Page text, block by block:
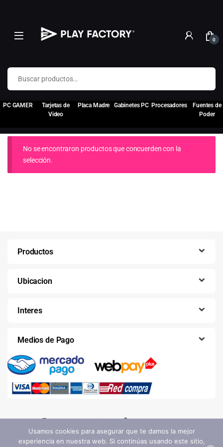
0
Buscar por:
PC GAMER
Tarjetas de
Video
Placa Madre Gabinetes PC Procesadores
Fuentes de
Poder
No se encontraron productos que concuerden con la
selección.
Productos
Ubicacion
Interes
Medios de Pago
Usamos cookies para asegurar que te damos la mejor
experiencia en nuestra web. Si continúas usando este sitio,